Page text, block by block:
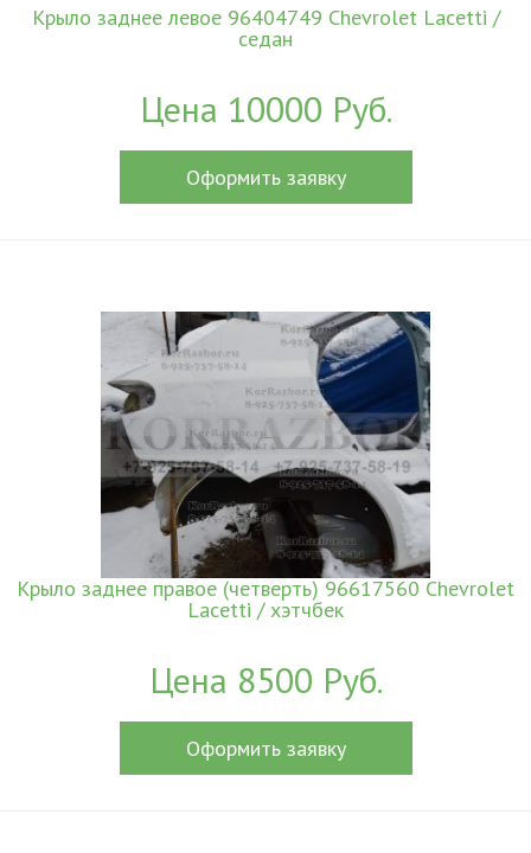
Крыло заднее левое 96404749 Chevrolet Lacetti /
седан
Цена 10000 Руб.
Оформить заявку
Крыло заднее правое (четверть) 96617560 Chevrolet
Lacetti / хэтчбек
Цена 8500 Руб.
Оформить заявку